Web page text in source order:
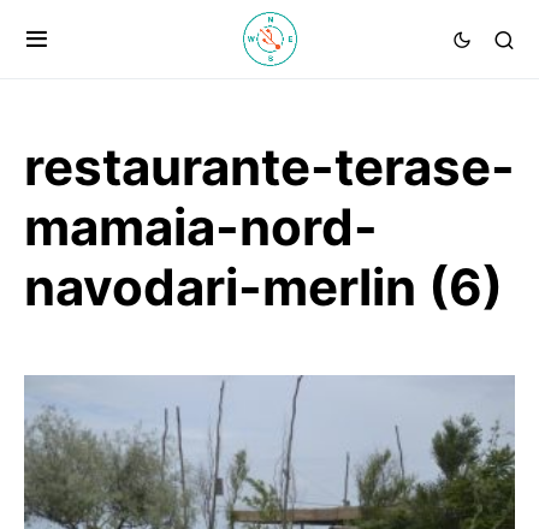
restaurante-terase-
mamaia-nord-
navodari-merlin (6)